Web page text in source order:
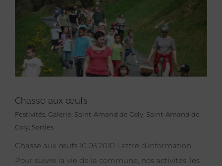
Chasse aux œufs
Festivités, Galerie, Saint-Amand de Coly, Saint-Amand de
Coly, Sorties
Chasse aux œufs 10.05.2010 Lettre d'information
Pour suivre la vie de la commune, nos activités, les